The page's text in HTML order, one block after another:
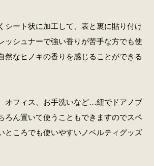
シート状に加工して、表と裏に貼り付け
ッシュナーで強い香りが苦手な方でも使
然なヒノキの香りを感じることができる
オフィス、お手洗いなど…紐でドアノブ
ろん置いて使うこともできますのでスペ
ところでも使いやすいノベルティグッズ